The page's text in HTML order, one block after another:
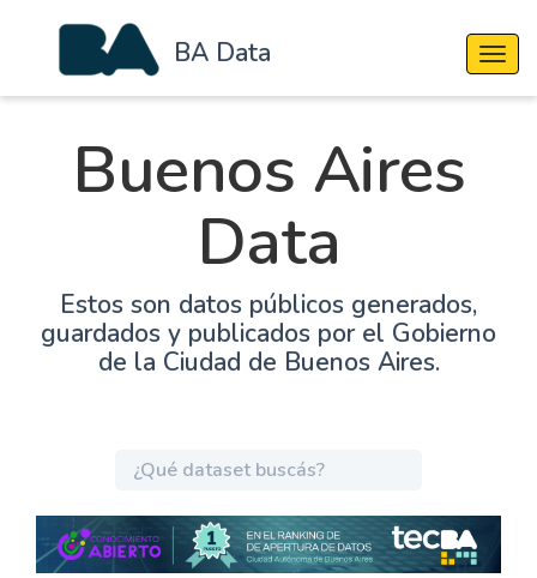
BA Data
Buenos Aires
Data
Estos son datos públicos generados,
guardados y publicados por el Gobierno
de la Ciudad de Buenos Aires.